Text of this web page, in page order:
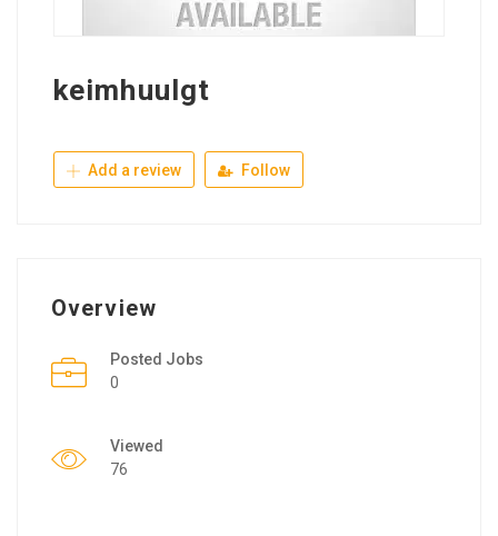
keimhuulgt
Add a review Follow
Overview
Posted Jobs
0
Viewed
76